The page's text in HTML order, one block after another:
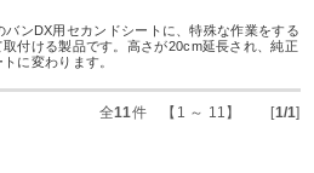
バンDX用セカンドシートに、特殊な作業をする
付ける製品です。高さが20cm延長され、純正
に変わります。
全11件 【1 ～ 11】 [1/1]